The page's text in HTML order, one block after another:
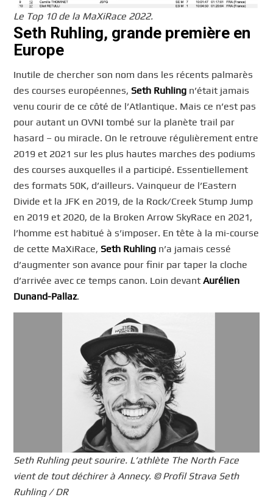
Le Top 10 de la MaXiRace 2022.
Seth Ruhling, grande première en
Europe
Inutile de chercher son nom dans les récents palmarès
des courses européennes, Seth Ruhling n’était jamais
venu courir de ce côté de l’Atlantique. Mais ce n’est pas
pour autant un OVNI tombé sur la planète trail par
hasard – ou miracle. On le retrouve régulièrement entre
2019 et 2021 sur les plus hautes marches des podiums
des courses auxquelles il a participé. Essentiellement
des formats 50K, d’ailleurs. Vainqueur de l’Eastern
Divide et la JFK en 2019, de la Rock/Creek Stump Jump
en 2019 et 2020, de la Broken Arrow SkyRace en 2021,
l’homme est habitué à s’imposer. En tête à la mi-course
de cette MaXiRace, Seth Ruhling n’a jamais cessé
d’augmenter son avance pour finir par taper la cloche
d’arrivée avec ce temps canon. Loin devantAurélien
Dunand-Pallaz.
Seth Ruhling peut sourire. L’athlète The North Face
vient de tout déchirer à Annecy. © Profil Strava Seth
Ruhling / DR